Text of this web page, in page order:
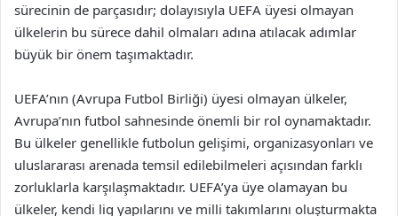
sürecinin de parçasıdır; dolayısıyla UEFA üyesi olmayan
ülkelerin bu sürece dahil olmaları adına atılacak adımlar
büyük bir önem taşımaktadır.
UEFA’nın (Avrupa Futbol Birliği) üyesi olmayan ülkeler,
Avrupa’nın futbol sahnesinde önemli bir rol oynamaktadır.
Bu ülkeler genellikle futbolun gelişimi, organizasyonları ve
uluslararası arenada temsil edilebilmeleri açısından farklı
zorluklarla karşılaşmaktadır. UEFA’ya üye olamayan bu
ülkeler, kendi lig yapılarını ve milli takımlarını oluşturmakta